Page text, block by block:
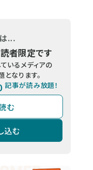
...
者限定です
いるメディアの
なります。
記事が読み放題！
む
込む